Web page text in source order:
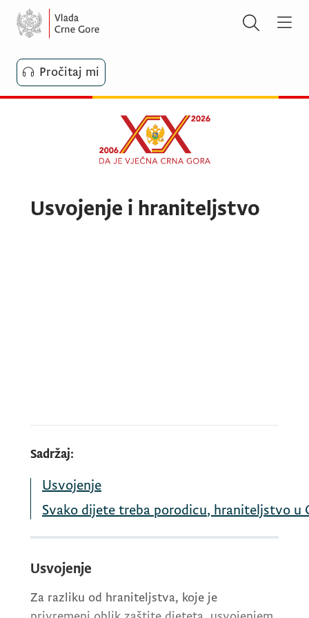
Pročitaj mi
Usvojenje i hraniteljstvo
Sadržaj:
Usvojenje
Svako dijete treba porodicu, hraniteljstvo u
Usvojenje
Za razliku od hraniteljstva, koje je